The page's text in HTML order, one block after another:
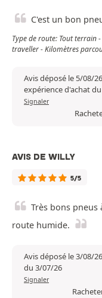
C'est un bon
Type de route: Tout terrain
traveller - Kilomètres
Avis déposé le 5/08/
expérience d'achat
Signaler
AVIS DE WILLY
5/5
Très bons
route humide.
Avis déposé le 3/08/
du 3/07/26
Signaler